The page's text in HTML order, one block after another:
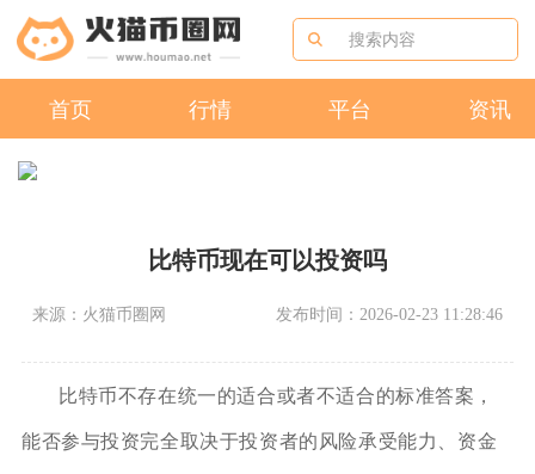
首页 行情 平台 资讯
比特币现在可以投资吗
来源：火猫币圈网 发布时间：2026-02-23 11:28:46
比特币不存在统一的适合或者不适合的标准答案，
能否参与投资完全取决于投资者的风险承受能力、资金